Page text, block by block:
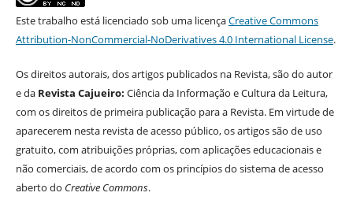
Este trabalho está licenciado sob uma licençaCreative Commons
Attribution-NonCommercial-NoDerivatives 4.0 International License.
Os direitos autorais, dos artigos publicados na Revista, são do autor
e da Revista Cajueiro: Ciência da Informação e Cultura da Leitura,
com os direitos de primeira publicação para a Revista. Em virtude de
aparecerem nesta revista de acesso público, os artigos são de uso
gratuito, com atribuições próprias, com aplicações educacionais e
não comerciais, de acordo com os princípios do sistema de acesso
aberto do Creative Commons.